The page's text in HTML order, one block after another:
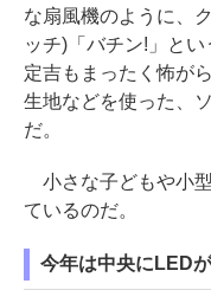
な扇風機のように、
ッチ)「バチン!」と
定吉もまったく怖が
生地などを使った、
だ。
小さな子どもや小
ているのだ。
今年は中央にLED